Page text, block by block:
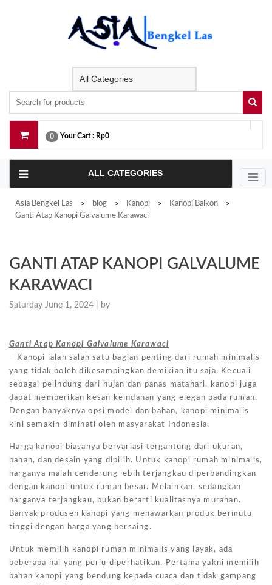
0 Your Cart : Rp0
ALL CATEGORIES
Asia Bengkel Las > blog > Kanopi > Kanopi Balkon >
Ganti Atap Kanopi Galvalume Karawaci
GANTI ATAP KANOPI GALVALUME
KARAWACI
Saturday June 1, 2024 | by
Ganti Atap Kanopi Galvalume Karawaci
– Kanopi ialah salah satu bagian penting dari rumah minimalis
yang tidak boleh dikesampingkan demikian itu saja. Kecuali
sebagai pelindung dari hujan dan panas matahari, kanopi juga
dapat memberikan kesan keindahan yang elegan pada rumah.
Dengan banyaknya opsi model dan bahan, kanopi minimalis
kini semakin diminati oleh masyarakat Indonesia.
Harga kanopi biasanya bervariasi tergantung dari ukuran,
bahan, dan desain yang dipilih. Untuk kanopi rumah minimalis,
harganya malah cenderung lebih terjangkau diperbandingkan
dengan kanopi untuk rumah besar. Melainkan, sedangkan
harganya terjangkau, bukan berarti kualitasnya murahan.
Banyak produsen kanopi yang menawarkan produk bermutu
tinggi dengan harga yang bersaing.
Untuk memilih kanopi rumah minimalis yang layak, ada
beberapa hal yang perlu diperhatikan. Pertama yakni memilih
bahan kanopi yang bendung kepada cuaca dan tidak gampang